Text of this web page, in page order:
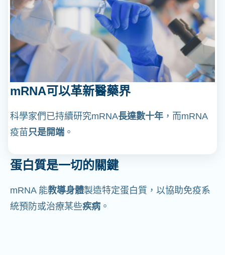
mRNA可以革新醫藥界
科學家們已持續研究mRNA長達數十年 ，而mRNA
疫苗只是開端 。
蛋白質是一切的關鍵
mRNA 能教導身體製造特定蛋白質，以協助免疫系
統預防或治療某些疾病 。